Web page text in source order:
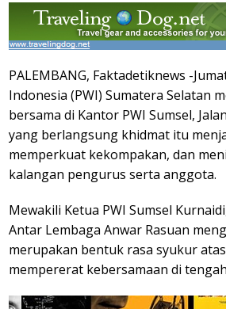
PALEMBANG, Faktadetiknews -
Indonesia (PWI) Sumatera Selatan
bersama di Kantor PWI Sumsel,
yang berlangsung khidmat itu
memperkuat kekompakan, dan
kalangan pengurus serta anggota.
Mewakili Ketua PWI Sumsel
Antar Lembaga Anwar Rasuan
merupakan bentuk rasa syukur
mempererat kebersamaan di